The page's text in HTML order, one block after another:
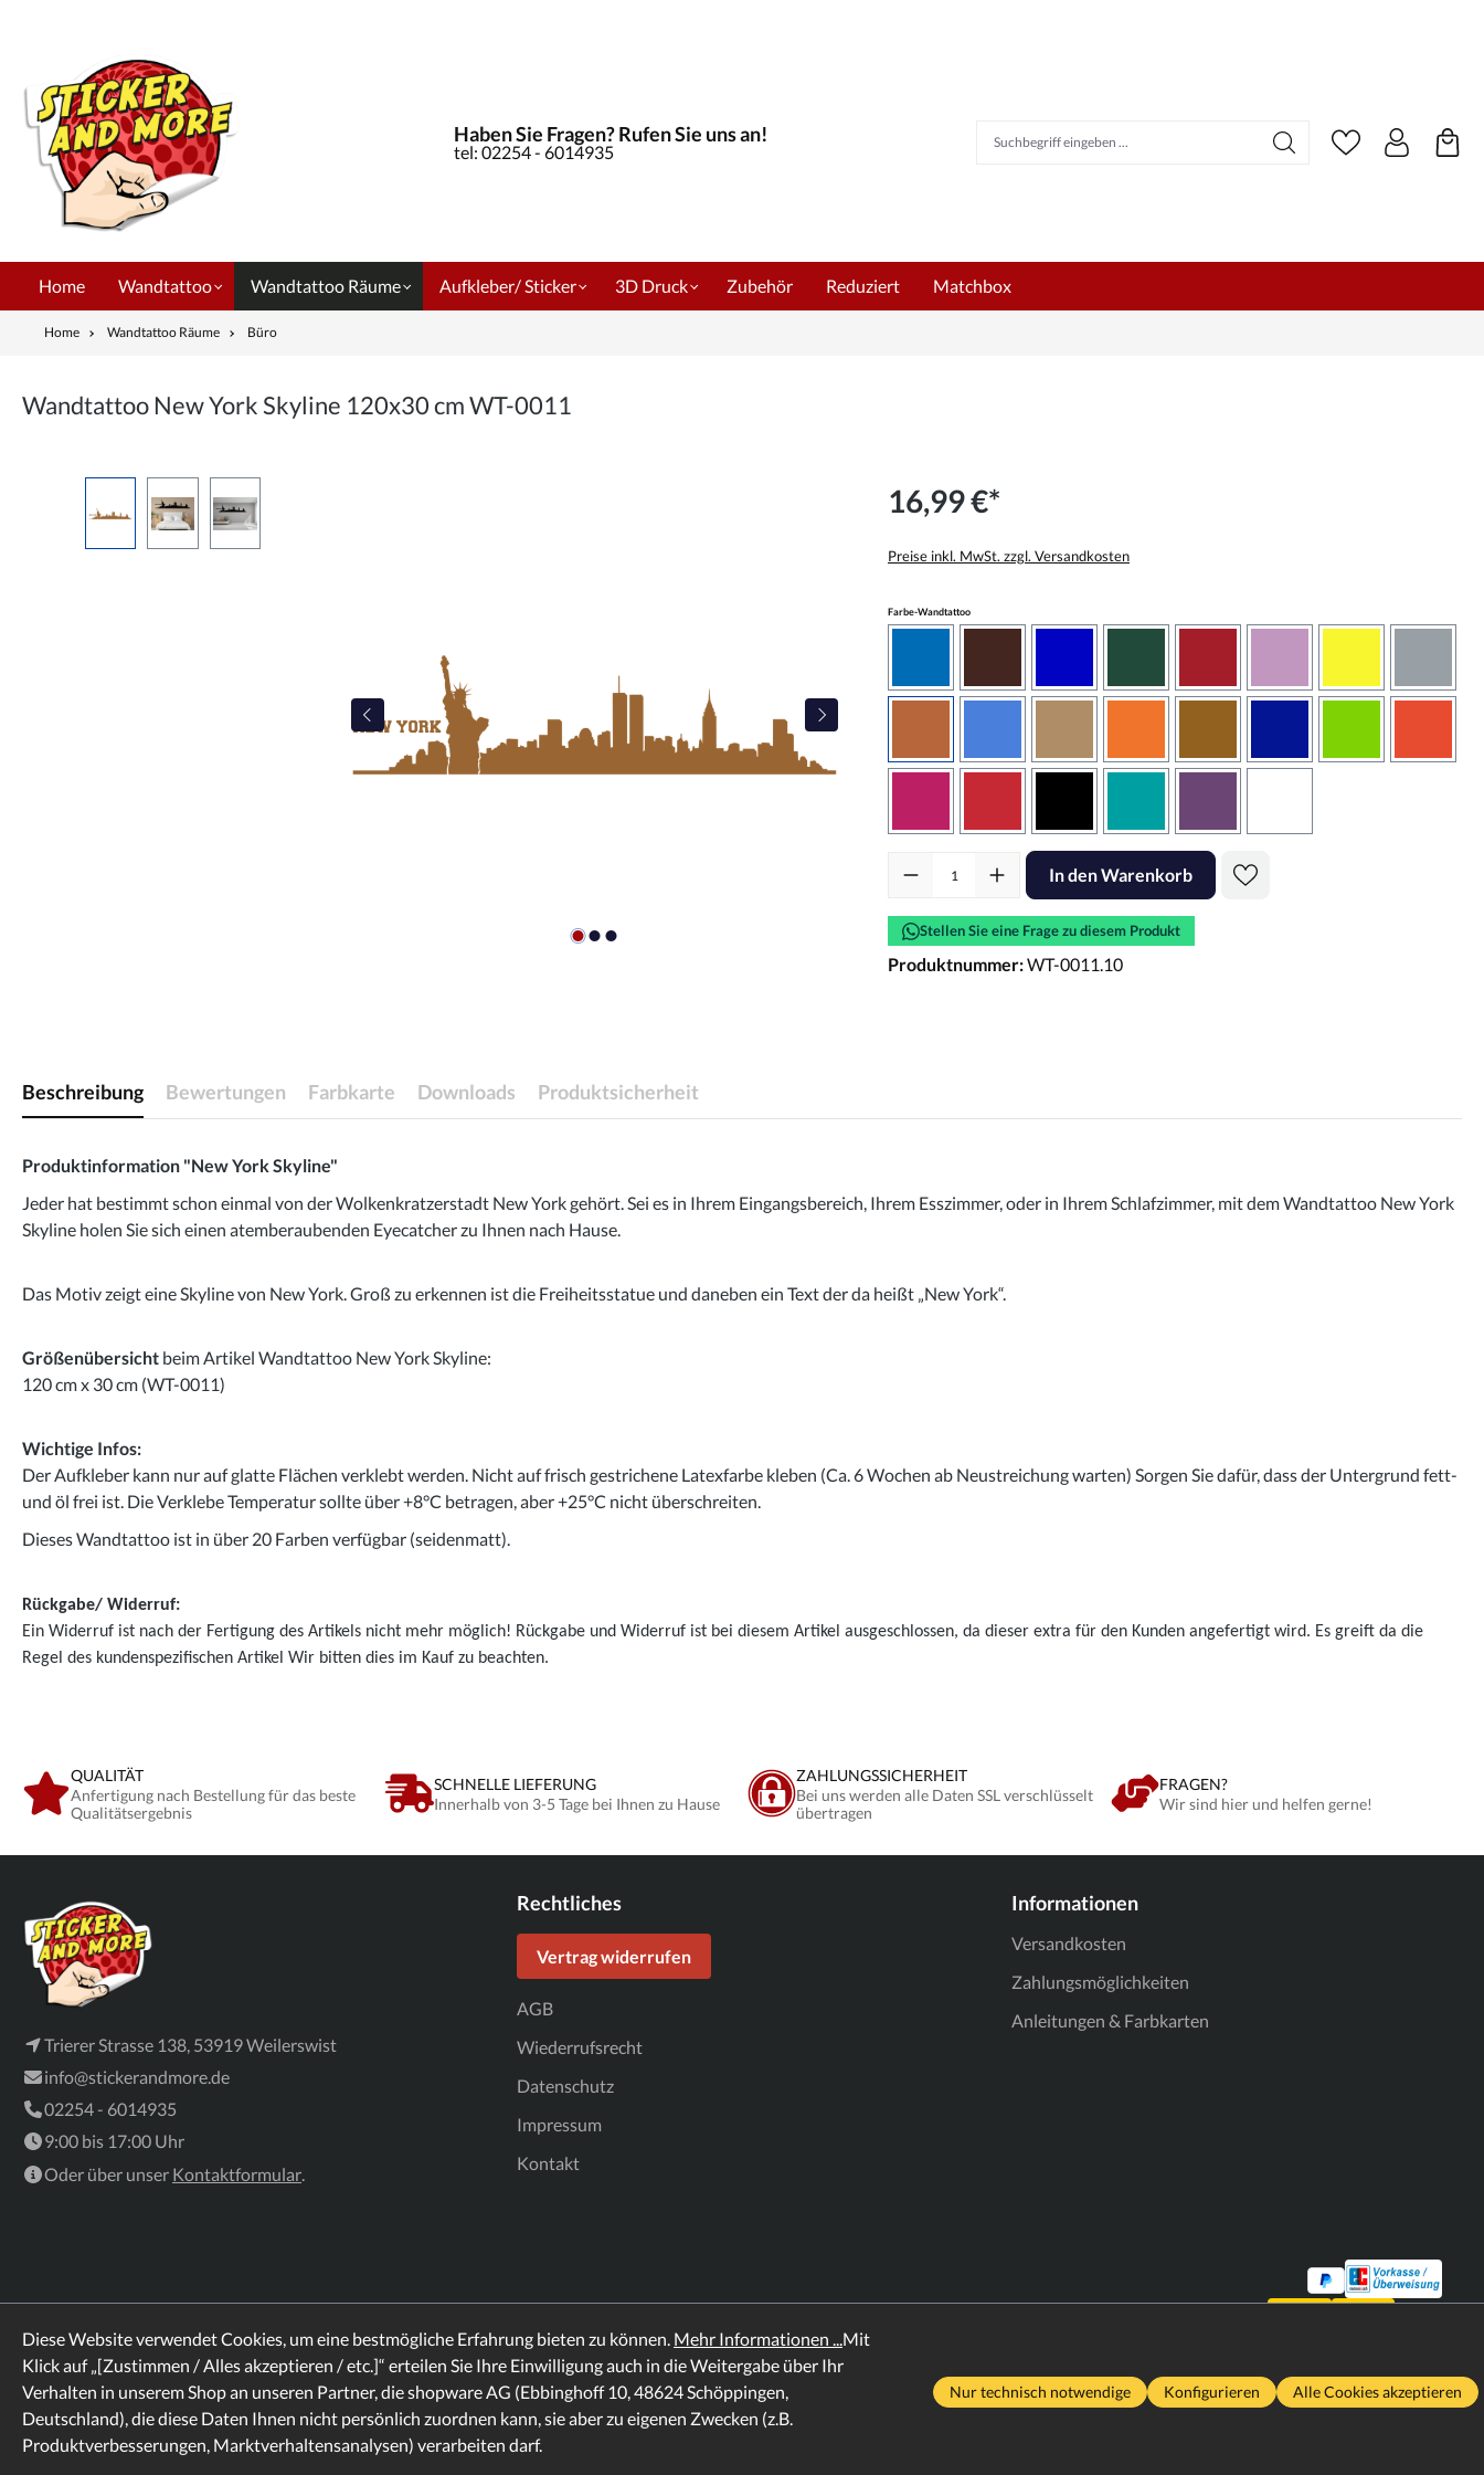
Haben Sie Fragen? Rufen Sie uns an!
tel: 02254 - 6014935
Home Wandtattoo Wandtattoo Räume Aufkleber/ Sticker 3D Druck Zubehör Reduziert Matchbox
Home Wandtattoo Räume Büro
Wandtattoo New York Skyline 120x30 cm WT-0011
16,99 €*
Preise inkl. MwSt. zzgl. Versandkosten
Farbe-Wandtattooauswählen
Produkt Anzahl: Gib den gewünschten Wert ein oder benutze die Schaltflächen
In den Warenkorb
Stellen Sie eine Frage zu diesem Produkt
Produktnummer:WT-0011.10
Beschreibung Bewertungen Farbkarte Downloads Produktsicherheit
Produktinformation "New York Skyline"
Jeder hat bestimmt schon einmal von der Wolkenkratzerstadt New York gehört. Sei es in Ihrem Eingangsbereich, Ihrem Esszimmer, oder in Ihrem Schlafzimmer, mit dem Wandtattoo New York
Skyline holen Sie sich einen atemberaubenden Eyecatcher zu Ihnen nach Hause.
Das Motiv zeigt eine Skyline von New York. Groß zu erkennen ist die Freiheitsstatue und daneben ein Text der da heißt „New York“.
Größenübersicht beim Artikel Wandtattoo New York Skyline:
120 cm x 30 cm (WT-0011)
Wichtige Infos:
Der Aufkleber kann nur auf glatte Flächen verklebt werden. Nicht auf frisch gestrichene Latexfarbe kleben (Ca. 6 Wochen ab Neustreichung warten) Sorgen Sie dafür, dass der Untergrund fett-
und öl frei ist. Die Verklebe Temperatur sollte über +8°C betragen, aber +25°C nicht überschreiten.
Dieses Wandtattoo ist in über 20 Farben verfügbar (seidenmatt).
Rückgabe/ Widerruf:
Ein Widerruf ist nach der Fertigung des Artikels nicht mehr möglich! Rückgabe und Widerruf ist bei diesem Artikel ausgeschlossen, da dieser extra für den Kunden angefertigt wird. Es greift da die
Regel des kundenspezifischen Artikel Wir bitten dies im Kauf zu beachten.
QUALITÄT
Anfertigung nach Bestellung für das beste
Qualitätsergebnis
SCHNELLE LIEFERUNG
Innerhalb von 3-5 Tage bei Ihnen zu Hause
ZAHLUNGSSICHERHEIT
Bei uns werden alle Daten SSL verschlüsselt
übertragen
FRAGEN?
Wir sind hier und helfen gerne!
Trierer Strasse 138, 53919 Weilerswist
info@stickerandmore.de
02254 - 6014935
9:00 bis 17:00 Uhr
Oder über unser Kontaktformular.
Rechtliches
Vertrag widerrufen
AGB
Wiederrufsrecht
Datenschutz
Impressum
Kontakt
Informationen
Versandkosten
Zahlungsmöglichkeiten
Anleitungen & Farbkarten
Rechtliches
Informationen
* Alle Preise inkl. gesetzl. Mehrwertsteuer zzgl.Versandkostenund ggf. Nachnahmegebühren, wenn nicht anders angegeben.
Whatsapp
Diese Website verwendet Cookies, um eine bestmögliche Erfahrung bieten zu können. Mehr Informationen ...Mit
Klick auf „[Zustimmen / Alles akzeptieren / etc.]“ erteilen Sie Ihre Einwilligung auch in die Weitergabe über Ihr
Verhalten in unserem Shop an unseren Partner, die shopware AG (Ebbinghoff 10, 48624 Schöppingen,
Deutschland), die diese Daten Ihnen nicht persönlich zuordnen kann, sie aber zu eigenen Zwecken (z.B.
Produktverbesserungen, Marktverhaltensanalysen) verarbeiten darf.
Nur technisch notwendige Konfigurieren Alle Cookies akzeptieren